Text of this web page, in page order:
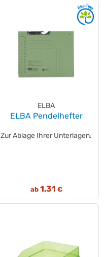
ELBA
ELBA Pendelhefter
Zur Ablage Ihrer Unterlagen.
ab 1,31 €